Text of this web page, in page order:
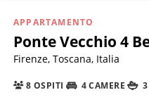
APPARTAMENTO
Ponte Vecchio 4
Firenze, Toscana, Italia
8 OSPITI 4 CAMERE